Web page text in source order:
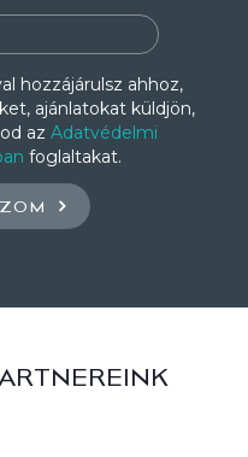
hozzájárulsz ahhoz,
ajánlatokat küldjön,
az Adatvédelmi
foglaltakat.